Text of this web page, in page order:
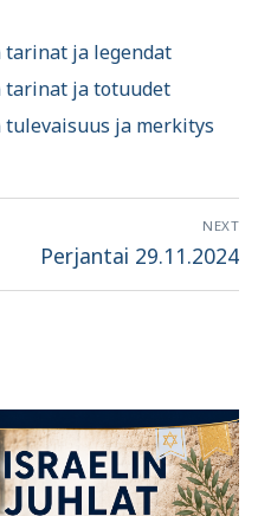
tarinat ja legendat
tarinat ja totuudet
ja merkitys
NEXT
Next
Perjantai 29.11.2024